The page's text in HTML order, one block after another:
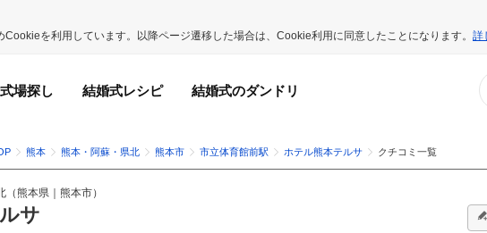
を利用しています。以降ページ遷移した場合は、Cookie利用に同意したことになります。 詳
場探し 結婚式レシピ 結婚式のダンドリ
熊本 熊本・阿蘇・県北 熊本市 市立体育館前駅 ホテル熊本テルサ クチコミ一覧
（熊本県 熊本市）
サ